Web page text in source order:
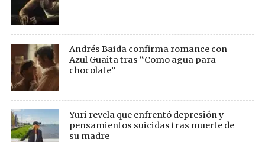
Andrés Baida confirma romance con
Azul Guaita tras “Como agua para
chocolate”
Yuri revela que enfrentó depresión y
pensamientos suicidas tras muerte de
su madre